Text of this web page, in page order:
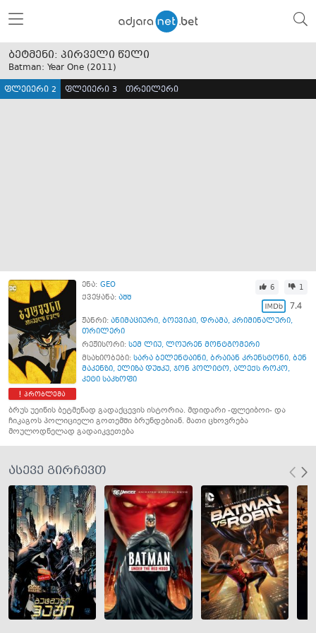
ბეტმენი: პირველი წელი
Batman: Year One (2011)
ფლეიერი 2 ფლეიერი 3 თრეილერი
პრობლემა
ენა: GEO
ქვეყანა: აშშ
6 1
7.4
ჟანრი: ანიმაციური, ბოევიკი, დრამა, კრიმინალური,
თრილერი
რეჟისორი: სემ ლიუ, ლოურენ მონტგომერი
მსახიობები: სარა ბელენტაინი, ბრაიან კრენსტონი, ბენ
მაკენზი, ელიზა დუშკუ, ჯონ პოლიტო, ალექს როკო,
კეტი საკხოფი
ბრუს უეინის ბეტმენად გადაქცევის ისტორია. მდიდარი -ფლეიბოი- და
ჩიკაგოს პოლიციელი გოთემში ბრუნდებიან. მათი ცხოვრება
მოულოდნელად გადაიკვეთება
ასევე გირჩევთ